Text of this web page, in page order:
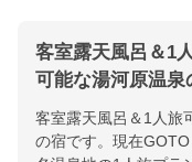
客室露天風呂＆1
可能な湯河原温泉
客室露天風呂＆1人旅
の宿です。現在